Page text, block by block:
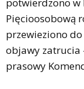
Pięcioosobową
przewieziono
objawy zatrucia
prasowy